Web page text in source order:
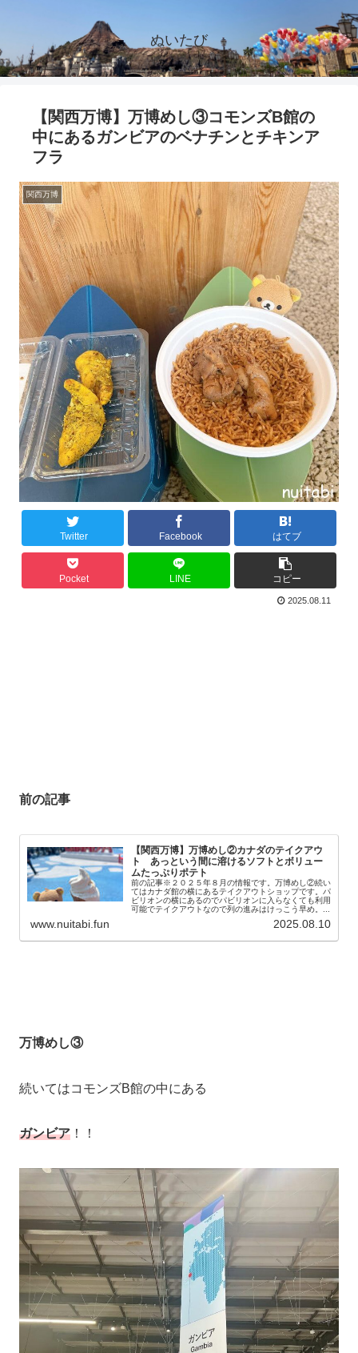
ぬいたび
【関西万博】万博めし③コモンズB館の
中にあるガンビアのベナチンとチキンア
フラ
関西万博
Twitter Facebook はてブ
Pocket LINE コピー
2025.08.11
前の記事
【関西万博】万博めし②カナダのテイクアウ
ト あっという間に溶けるソフトとボリュー
ムたっぷりポテト
前の記事※２０２５年８月の情報です。万博めし②続い
てはカナダ館の横にあるテイクアウトショップです。パ
ビリオンの横にあるのでパビリオンに入らなくても利用
可能でテイクアウトなので列の進みはけっこう早め。...
www.nuitabi.fun 2025.08.10
万博めし③
続いてはコモンズB館の中にある
ガンビア ！！